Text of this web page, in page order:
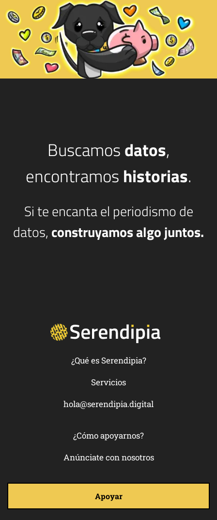
Buscamosdatos,
encontramos historias.
Si te encanta el periodismo de
datos, construyamos algo juntos.
¿Qué es Serendipia?
Servicios
hola@serendipia.digital
¿Cómo apoyarnos?
Anúnciate con nosotros
Apoyar